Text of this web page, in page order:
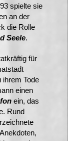
spielte sie
an der
die Rolle
Seele.
für
Tode
einen
ein, das
Rund